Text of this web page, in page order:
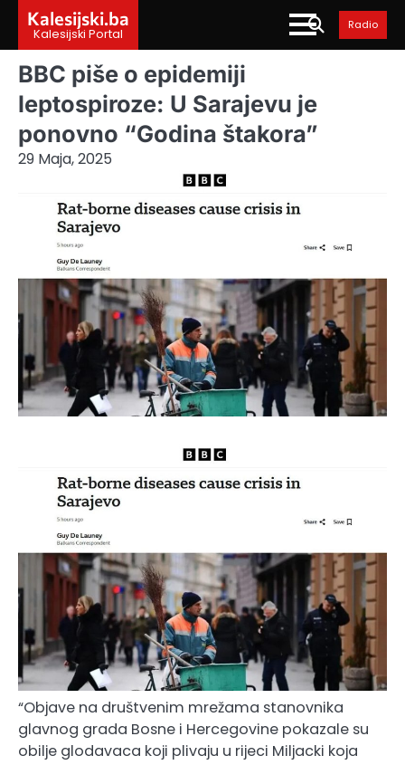
content
Kalesijski.ba
Kalesijski Portal
Radio
BBC piše o epidemiji
leptospiroze: U Sarajevu je
ponovno “Godina štakora”
29 Maja, 2025
“Objave na društvenim mrežama stanovnika
glavnog grada Bosne i Hercegovine pokazale su
obilje glodavaca koji plivaju u rijeci Miljacki koja